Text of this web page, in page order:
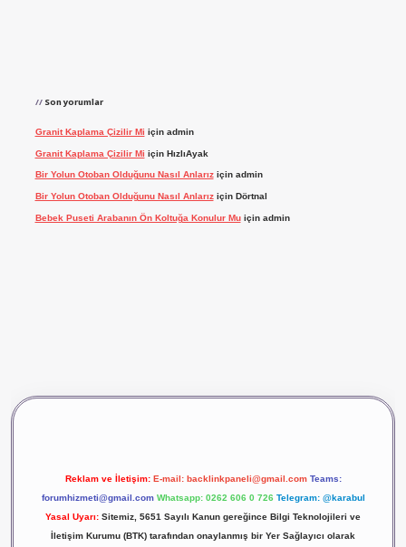
Son yorumlar
Granit Kaplama Çizilir Mi için admin
Granit Kaplama Çizilir Mi için HızlıAyak
Bir Yolun Otoban Olduğunu Nasıl Anlarıziçin admin
Bir Yolun Otoban Olduğunu Nasıl Anlarıziçin Dörtnal
Bebek Puseti Arabanın Ön Koltuğa Konulur Muiçin admin
Reklam ve İletişim: E-mail: backlinkpaneli@gmail.com Teams:
forumhizmeti@gmail.com Whatsapp: 0262 606 0 726 Telegram: @karabul
Yasal Uyarı: Sitemiz, 5651 Sayılı Kanun gereğince Bilgi Teknolojileri ve
İletişim Kurumu (BTK) tarafından onaylanmış bir Yer Sağlayıcı olarak